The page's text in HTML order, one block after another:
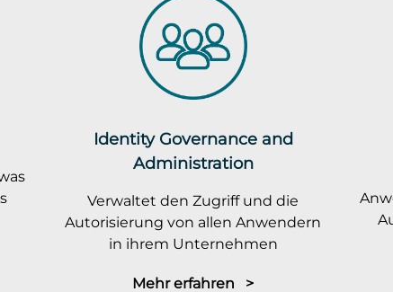
Identity Governance and
Administration
Verwaltet den Zugriff und die
Autorisierung von allen Anwendern
in ihrem Unternehmen
Mehr erfahren >